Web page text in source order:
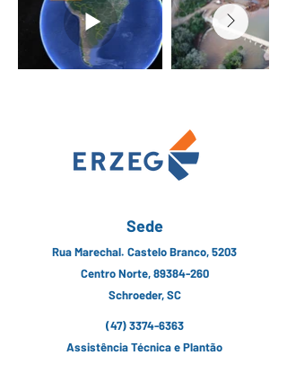
Sede
Rua Marechal. Castelo Branco, 5203
Centro Norte, 89384-260
Schroeder, SC
(47) 3374-6363
Assistência Técnica e Plantão